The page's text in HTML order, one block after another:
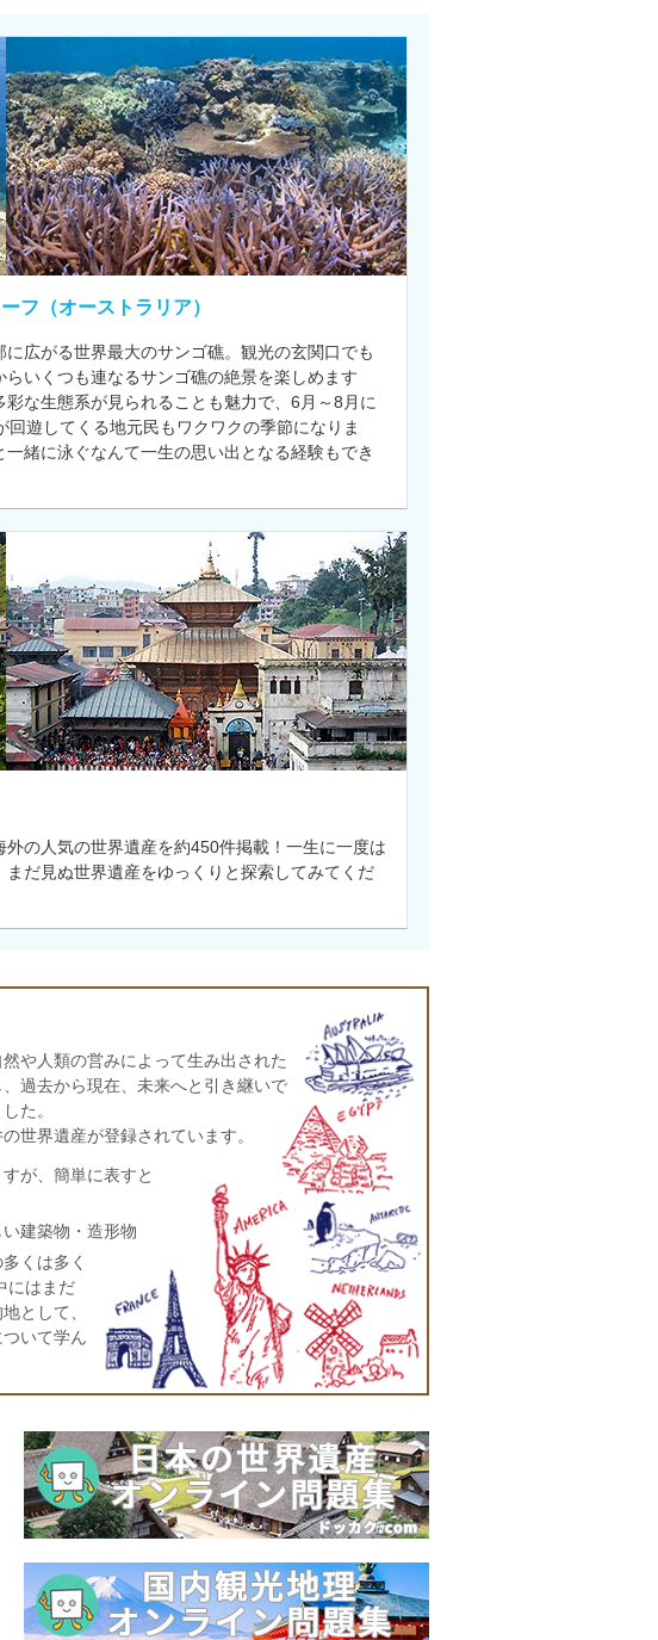
フ（オーストラリア）
広がる世界最大のサンゴ礁。観光の玄関口でも
いくつも連なるサンゴ礁の絶景を楽しめます
な生態系が見られることも魅力で、6月～8月に
遊してくる地元民もワクワクの季節になりま
緒に泳ぐなんて一生の思い出となる経験もでき
の人気の世界遺産を約450件掲載！一生に一度は
だ見ぬ世界遺産をゆっくりと探索してみてくだ
や人類の営みによって生み出された
過去から現在、未来へと引き継いで
た。
世界遺産が登録されています。
が、簡単に表すと
建築物・造形物
くは多く
にはまだ
として、
いて学ん